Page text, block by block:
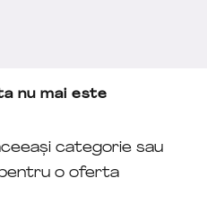
nu mai este
categorie sau
o oferta